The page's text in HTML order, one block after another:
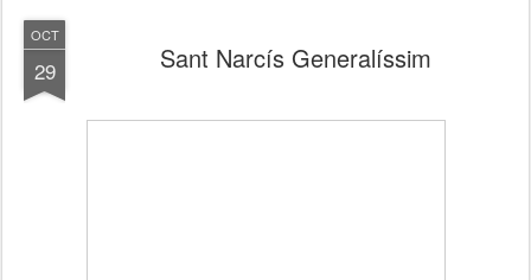
OCT
29 Sant Narcís Generalíssim